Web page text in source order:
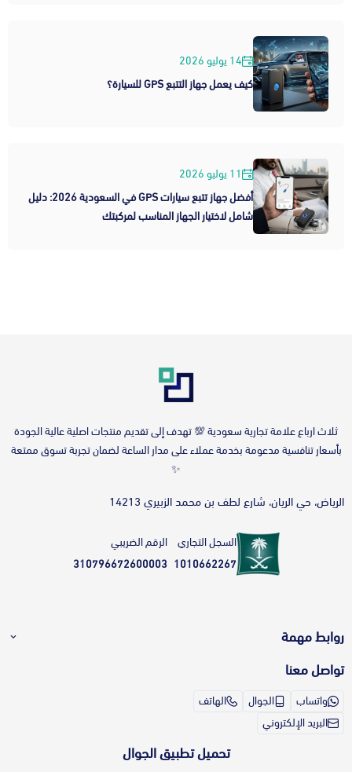
14 يوليو 2026
كيف يعمل جهاز التتبع GPS للسيارة؟
11 يوليو 2026
أفضل جهاز تتبع سيارات GPS في السعودية 2026: دليل
شامل لاختيار الجهاز المناسب لمركبتك
‎ثلاث ارباع علامة تجارية سعودية 💯 تهدف إلى تقديم منتجات اصلية عالية الجودة
بأسعار تنافسية مدعومة بخدمة عملاء على مدار الساعة لضمان تجربة تسوق ممتعة
✨
الرياض، حي الريان، شارع لطف بن محمد الزبيري 14213
السجل التجاري
1010662267
الرقم الضريبي
310796672600003
روابط مهمة
طريقة الطلب بالمتجر
طرق الدفع
أقساط بدون فوائد؟ تعرف أكثر على خدمة
برنامج التسويق بالعمولة
تواصل معنا
واتساب الجوال
الهاتف
البريد الإلكتروني
تحميل تطبيق الجوال